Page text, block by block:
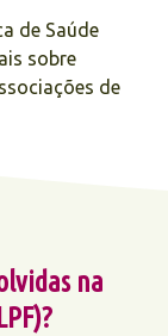
de Saúde
sobre
de
na